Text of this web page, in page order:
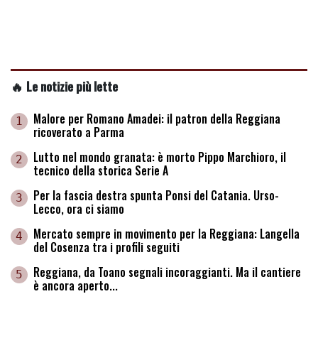
🔥 Le notizie più lette
1 Malore per Romano Amadei: il patron della Reggiana
ricoverato a Parma
2 Lutto nel mondo granata: è morto Pippo Marchioro, il
tecnico della storica Serie A
3 Per la fascia destra spunta Ponsi del Catania. Urso-
Lecco, ora ci siamo
4 Mercato sempre in movimento per la Reggiana: Langella
del Cosenza tra i profili seguiti
5 Reggiana, da Toano segnali incoraggianti. Ma il cantiere
è ancora aperto...